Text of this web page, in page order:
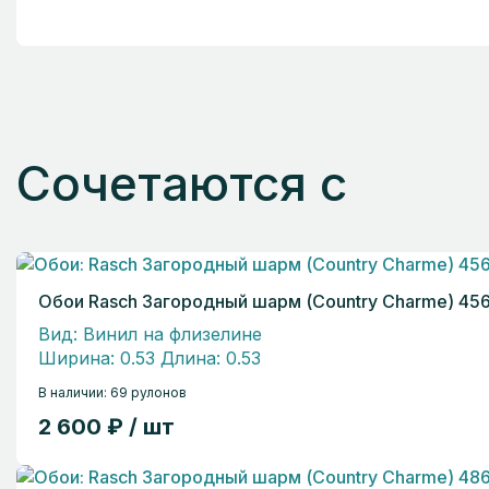
Сочетаются с
Обои Rasch Загородный шарм (Country Charme)
Вид: Винил на флизелине
Ширина: 0.53 Длина: 0.53
В наличии: 69 рулонов
2 600 ₽ / шт